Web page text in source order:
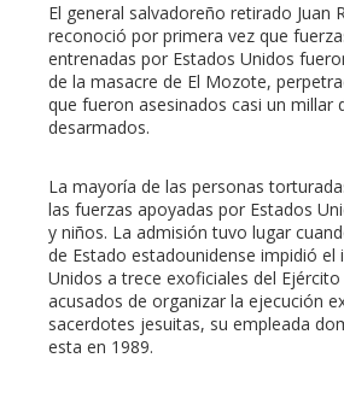
El general salvadoreño retirado Juan
reconoció por primera vez que
entrenadas por Estados Unidos
de la masacre de El Mozote,
que fueron asesinados casi un millar
desarmados.
La mayoría de las personas
las fuerzas apoyadas por Estados
y niños. La admisión tuvo lugar
de Estado estadounidense impidió el
Unidos a trece exoficiales del
acusados de organizar la ejecución
sacerdotes jesuitas, su empleada
esta en 1989.